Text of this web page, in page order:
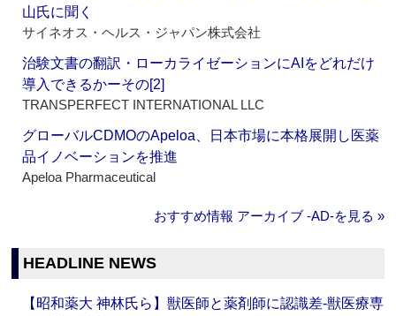
山氏に聞く
サイネオス・ヘルス・ジャパン株式会社
治験文書の翻訳・ローカライゼーションにAIをどれだけ
導入できるかーその[2]
TRANSPERFECT INTERNATIONAL LLC
グローバルCDMOのApeloa、日本市場に本格展開し医薬
品イノベーションを推進
Apeloa Pharmaceutical
おすすめ情報 アーカイブ ‐AD‐を見る »
HEADLINE NEWS
【昭和薬大 神林氏ら】獣医師と薬剤師に認識差‐獣医療専